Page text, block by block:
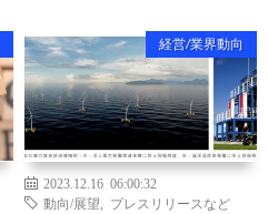
経営/業界動向
2023.12.16 06:00:32
動向/展望
プレスリリースなど